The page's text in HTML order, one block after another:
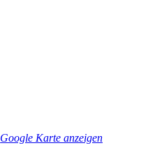
Google Karte anzeigen